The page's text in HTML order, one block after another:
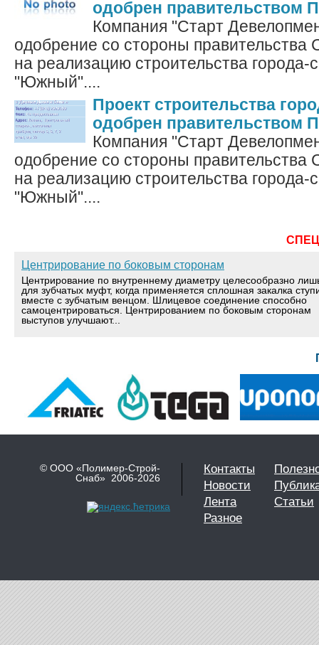
одобрен правительством
Компания "Старт
одобрение со стороны правительства
на реализацию строительства города-
"Южный"....
Проект строительства
одобрен правительством
Компания "Старт
одобрение со стороны правительства
на реализацию строительства города-
"Южный"....
Центрирование по боковым сторонам
Центрирование по внутреннему диаметру целесообразно
для зубчатых муфт, когда применяется сплошная закалка
вместе с зубчатым венцом. Шлицевое соединение способно
самоцентрироваться. Центрированием по боковым сторонам
выступов улучшают...
© ООО «Полимер-Строй-
Снаб» 2006-2026
Контакты
Новости
Лента
Статьи
Разное